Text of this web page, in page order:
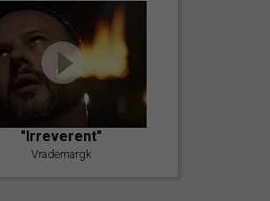
"Irreverent"
Vrademargk